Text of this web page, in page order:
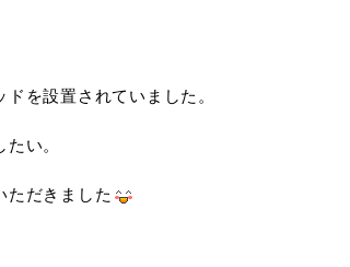
を設置されていました。
い。
ただきました